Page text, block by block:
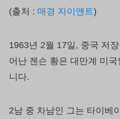
(출처 : 매경 자이앤트)
1963년 2월 17일, 중국 저
어난 젠슨 황은 대만계 미
니다.
2남 중 차남인 그는 타이베